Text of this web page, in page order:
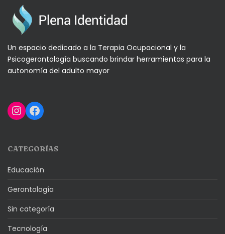
Un espacio dedicado a la Terapia Ocupacional y la
Psicogerontología buscando brindar herramientas para la
autonomía del adulto mayor
Instagram
Facebook
CATEGORÍAS
Educación
Gerontología
Sin categoría
Tecnología